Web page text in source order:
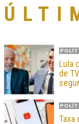
Lula
de
Taxa